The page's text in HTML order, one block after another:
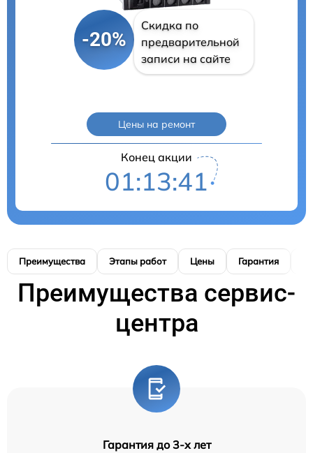
-20%
Скидка по
предварительной
записи на сайте
Цены на ремонт
Конец акции
01:13:40
Преимущества Этапы работ Цены Гарантия
Преимущества сервис-
центра
Гарантия до 3-х лет